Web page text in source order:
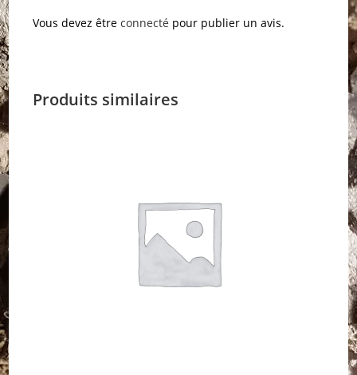
Vous devez êtreconnecté pour publier un avis.
Produits similaires